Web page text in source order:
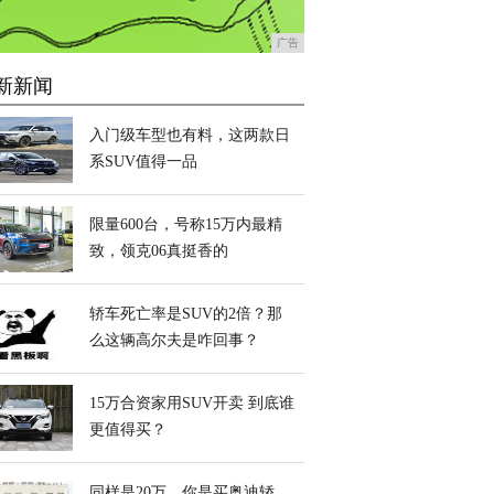
广告
新闻
入门级车型也有料，这两款日
系SUV值得一品
限量600台，号称15万内最精
致，领克06真挺香的
轿车死亡率是SUV的2倍？那
么这辆高尔夫是咋回事？
15万合资家用SUV开卖 到底谁
更值得买？